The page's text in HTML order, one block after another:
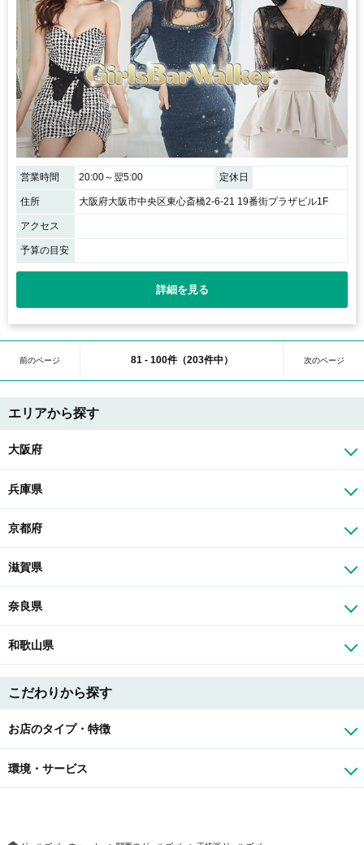
営業時間 20:00～翌5:00 定休日
住所 大阪府大阪市中央区東心斎橋2-6-21 19番街プラザビル1F
アクセス
予算の目安
詳細を見る
前のページ 81 - 100件（203件中） 次のページ
エリアから探す
大阪府
兵庫県
京都府
滋賀県
奈良県
和歌山県
こだわりから探す
お店のタイプ・特徴
環境・サービス